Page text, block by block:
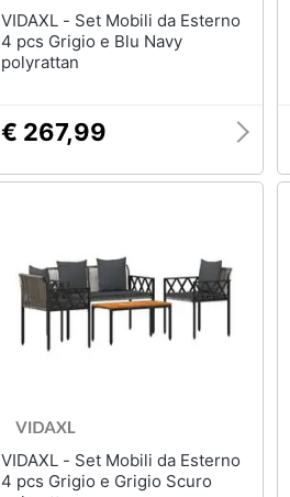
VIDAXL - Set Mobili da Esterno
4 pcs Grigio e Blu Navy
polyrattan
€ 267,99
VIDAXL - Set Mobili da Esterno
4 pcs Grigio e Grigio Scuro